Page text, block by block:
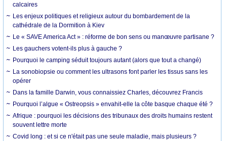
calcaires
Les enjeux politiques et religieux autour du bombardement de la
cathédrale de la Dormition à Kiev
Le « SAVE America Act » : réforme de bon sens ou manœuvre partisane ?
Les gauchers votent-ils plus à gauche ?
Pourquoi le camping séduit toujours autant (alors que tout a changé)
La sonobiopsie ou comment les ultrasons font parler les tissus sans les
opérer
Dans la famille Darwin, vous connaissiez Charles, découvrez Francis
Pourquoi l’algue « Ostreopsis » envahit-elle la côte basque chaque été ?
Afrique : pourquoi les décisions des tribunaux des droits humains restent
souvent lettre morte
Covid long : et si ce n'était pas une seule maladie, mais plusieurs ?